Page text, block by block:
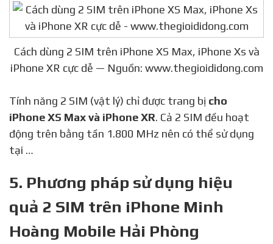
Cách dùng 2 SIM trên iPhone XS Max, iPhone Xs và
iPhone XR cực dễ — Nguồn: www.thegioididong.com
Tính năng 2 SIM (vật lý) chỉ được trang bị cho
iPhone XS Max và iPhone XR. Cả 2 SIM đều hoạt
động trên bằng tần 1.800 MHz nên có thể sử dụng
tại …
5. Phương pháp sử dụng hiệu
quả 2 SIM trên iPhone Minh
Hoàng Mobile Hải Phòng